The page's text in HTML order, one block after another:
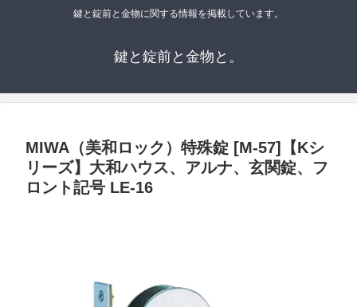
鍵と錠前と金物に関する情報を掲載しています。
鍵と錠前と金物と。
MIWA（美和ロック）特殊錠 [M-57]【Kシ
リーズ】大和ハウス、アルナ、玄関錠、フ
ロント記号 LE-16